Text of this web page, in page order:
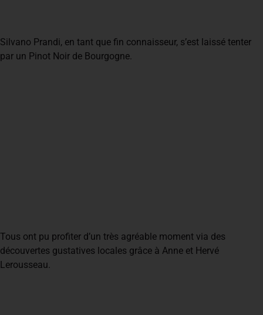
Silvano Prandi, en tant que fin connaisseur, s’est laissé tenter
par un Pinot Noir de Bourgogne.
Tous ont pu profiter d’un très agréable moment via des
découvertes gustatives locales grâce à Anne et Hervé
Lerousseau.